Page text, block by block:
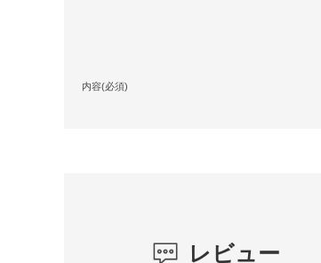
内容(必須)
レビュー